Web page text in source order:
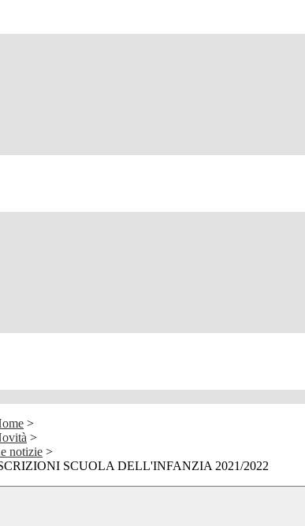
>
>
notizie >
SCUOLA DELL'INFANZIA 2021/2022